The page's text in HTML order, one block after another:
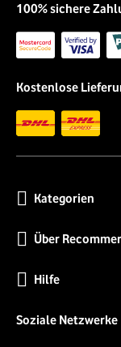
100% sichere
Kostenlose
Kategorien
Über
Hilfe
Soziale Netzwerke